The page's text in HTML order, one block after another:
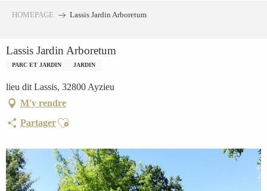
principal
HOMEPAGE Lassis Jardin Arboretum
Lassis Jardin Arboretum
PARC ET JARDIN JARDIN
lieu dit Lassis, 32800 Ayzieu
M'y rendre
PartagerAjouter aux favoris